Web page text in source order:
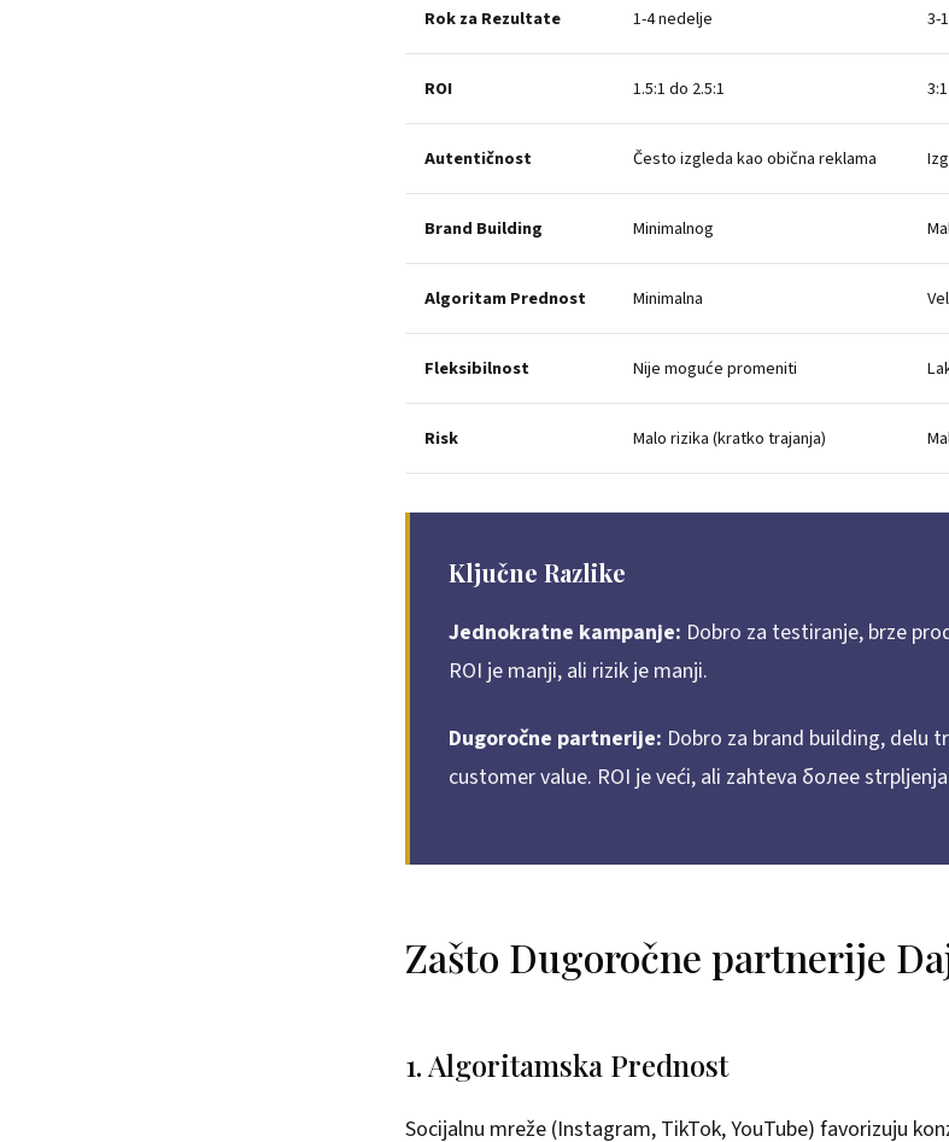
Rok za Rezultate 1-4 nedelje 3-
ROI 1.5:1 do 2.5:1
Autentičnost Često izgleda kao obična reklama
Brand Building Minimalnog
Algoritam Prednost Minimalna
Fleksibilnost Nije moguće promeniti
Risk Malo rizika (kratko trajanja)
Ključne Razlike
Jednokratne kampanje: Dobro za testiranje, brze
ROI je manji, ali rizik je manji.
Dugoročne partnerije: Dobro za brand building, delu
customer value. ROI je veći, ali zahteva более
Zašto Dugoročne partnerije
1. Algoritamska Prednost
Socijalnu mreže (Instagram, TikTok, YouTube) favorizuju